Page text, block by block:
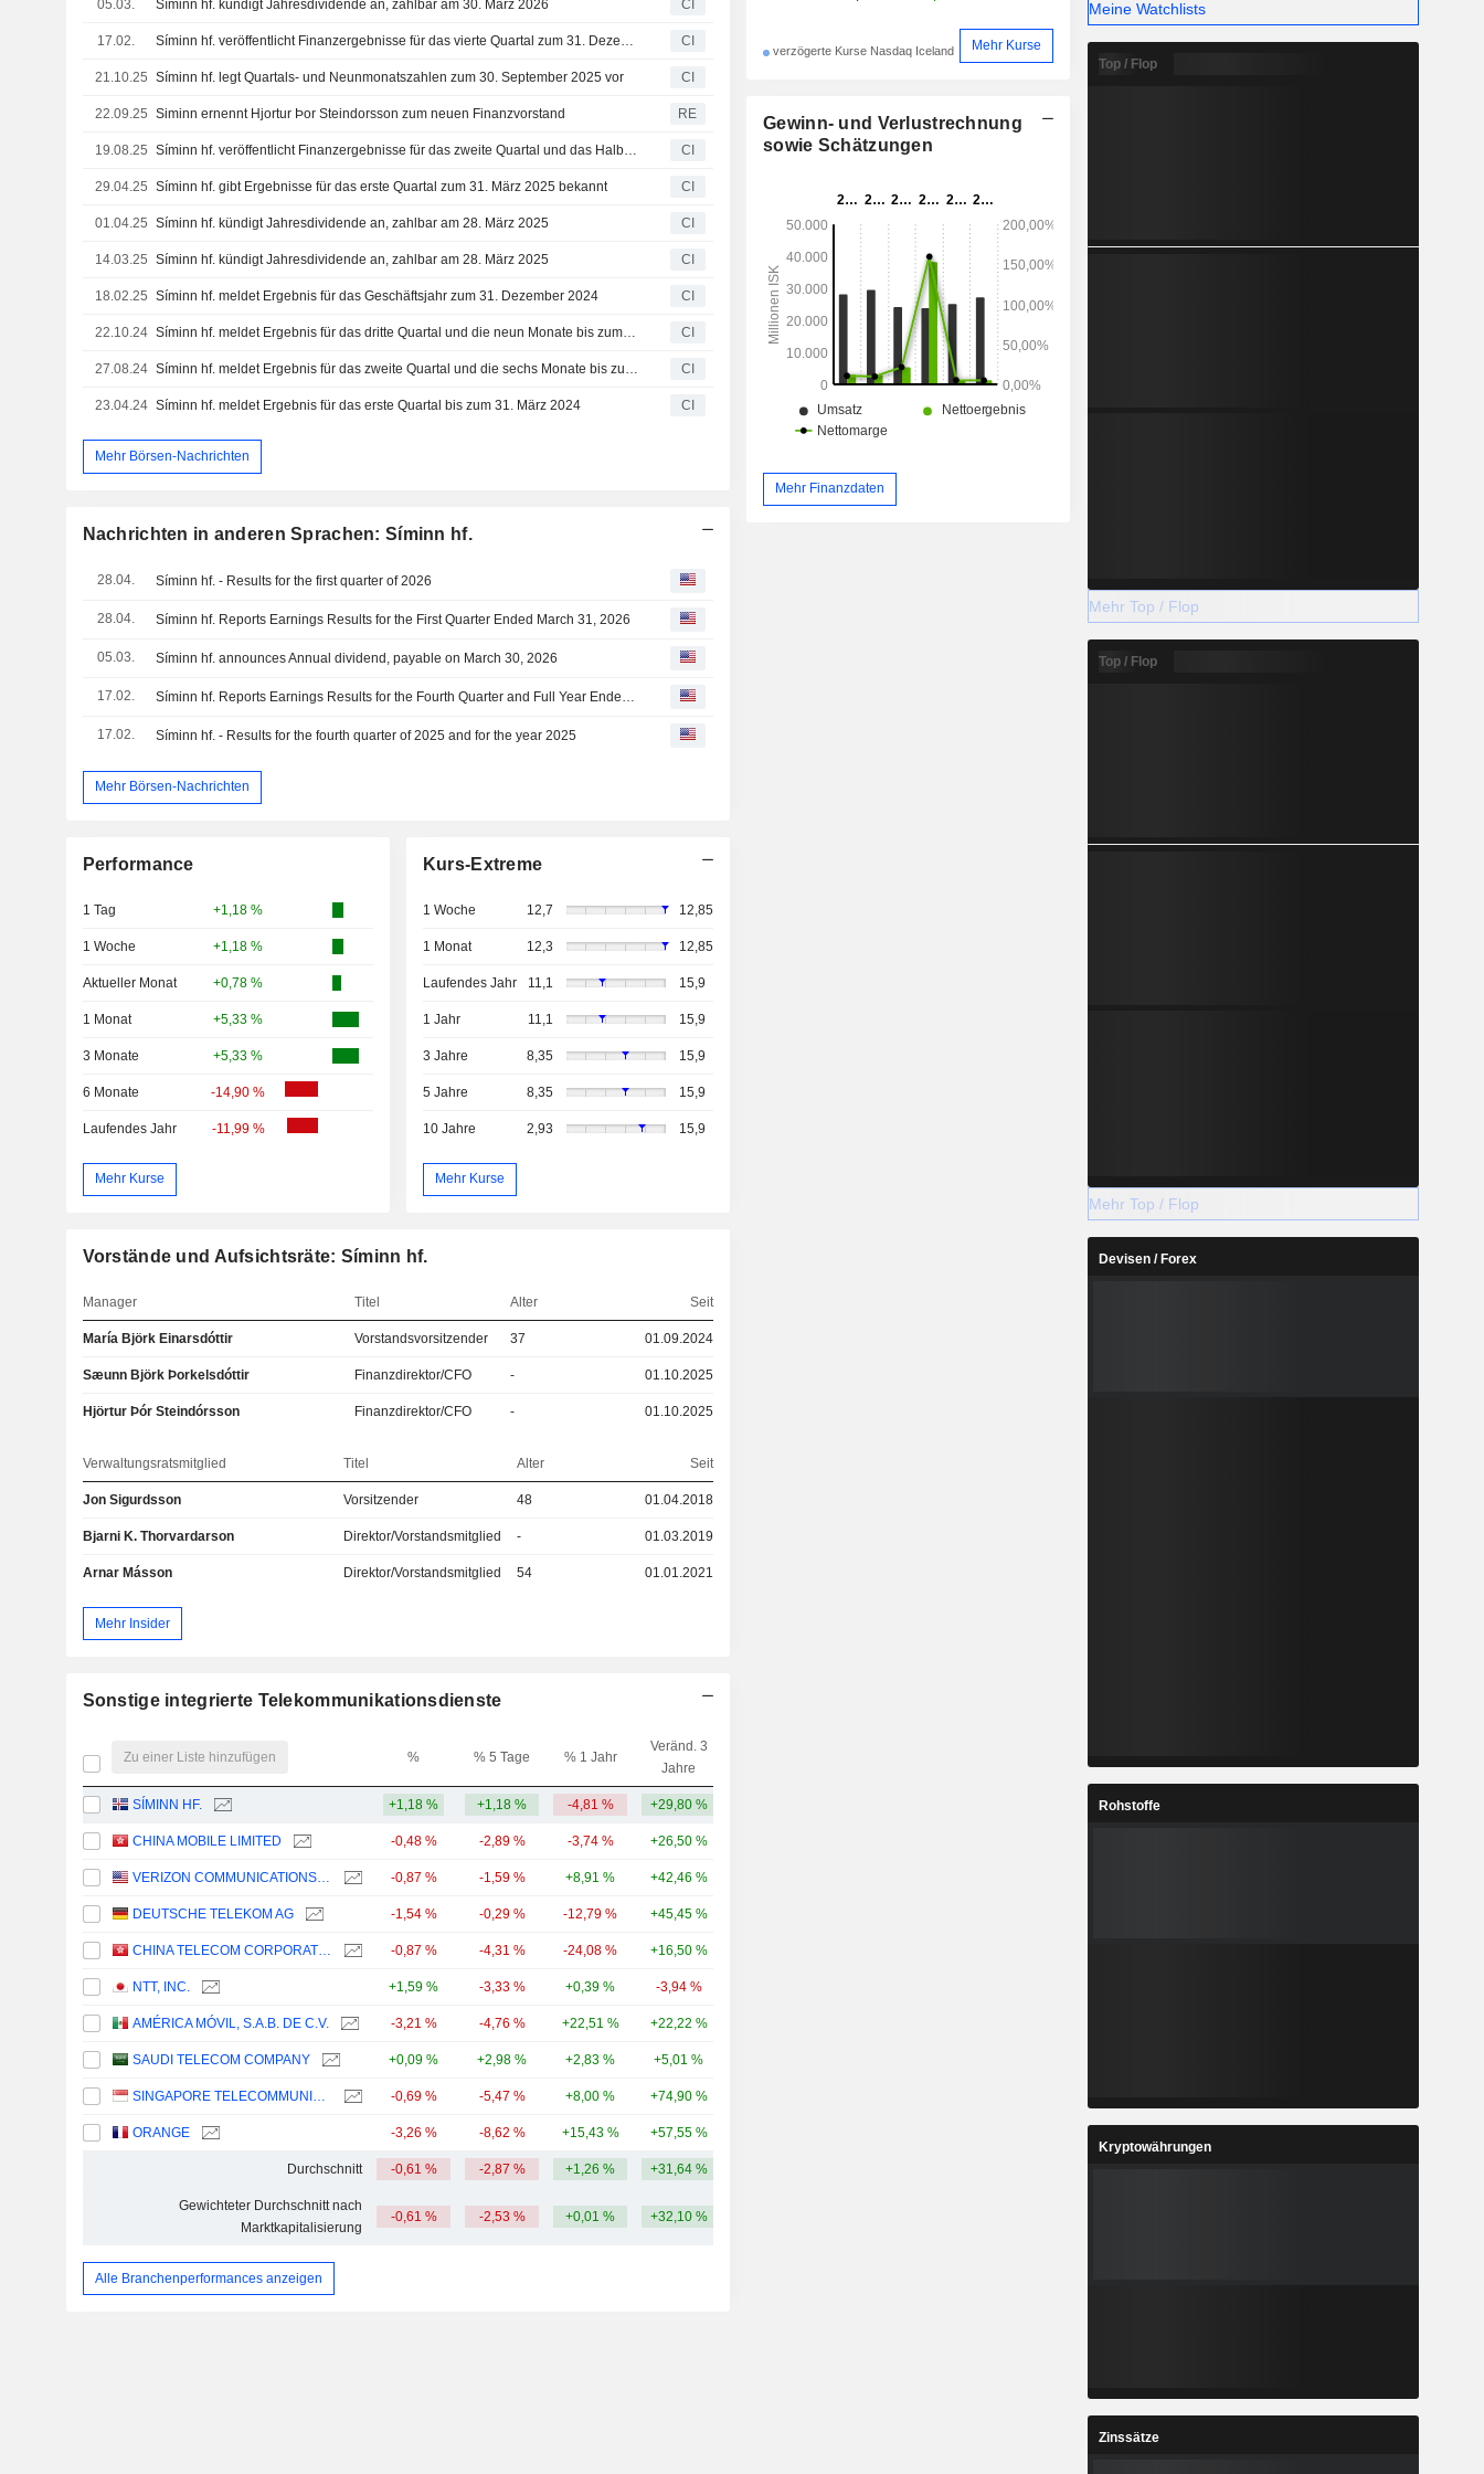
05.03. Síminn hf. kündigt Jahresdividende an, zahlbar am 30. März 2026 CI
17.02. Síminn hf. veröffentlicht Finanzergebnisse für das vierte Quartal zum 31. Dezember 2025 CI
21.10.25 Síminn hf. legt Quartals- und Neunmonatszahlen zum 30. September 2025 vor CI
22.09.25 Siminn ernennt Hjortur Þor Steindorsson zum neuen Finanzvorstand RE
19.08.25 Síminn hf. veröffentlicht Finanzergebnisse für das zweite Quartal und das Halbjahr zum 30. Juni 2025 CI
29.04.25 Síminn hf. gibt Ergebnisse für das erste Quartal zum 31. März 2025 bekannt CI
01.04.25 Síminn hf. kündigt Jahresdividende an, zahlbar am 28. März 2025 CI
14.03.25 Síminn hf. kündigt Jahresdividende an, zahlbar am 28. März 2025 CI
18.02.25 Síminn hf. meldet Ergebnis für das Geschäftsjahr zum 31. Dezember 2024 CI
22.10.24 Síminn hf. meldet Ergebnis für das dritte Quartal und die neun Monate bis zum 30. September 2024 CI
27.08.24 Síminn hf. meldet Ergebnis für das zweite Quartal und die sechs Monate bis zum 30. Juni 2024 CI
23.04.24 Síminn hf. meldet Ergebnis für das erste Quartal bis zum 31. März 2024 CI
Mehr Börsen-Nachrichten
Nachrichten in anderen Sprachen: Síminn hf.
28.04. Síminn hf. - Results for the first quarter of 2026
28.04. Síminn hf. Reports Earnings Results for the First Quarter Ended March 31, 2026
05.03. Síminn hf. announces Annual dividend, payable on March 30, 2026
17.02.
17.02. Síminn hf. - Results for the fourth quarter of 2025 and for the year 2025
Mehr Börsen-Nachrichten
Performance
1 Tag +1,18 %
1 Woche +1,18 %
Aktueller Monat +0,78 %
1 Monat +5,33 %
3 Monate +5,33 %
6 Monate -14,90 %
Laufendes Jahr -11,99 %
Mehr Kurse
Kurs-Extreme
1 Woche 12,7 12,85
1 Monat 12,3 12,85
Laufendes Jahr 11,1 15,9
1 Jahr 11,1 15,9
3 Jahre 8,35 15,9
5 Jahre 8,35 15,9
10 Jahre 2,93 15,9
Mehr Kurse
Vorstände und Aufsichtsräte: Síminn hf.
Manager Titel Alter Seit
María Björk Einarsdóttir Vorstandsvorsitzender 37 01.09.2024
Sæunn Björk Þorkelsdóttir Finanzdirektor/CFO - 01.10.2025
Hjörtur Þór Steindórsson Finanzdirektor/CFO - 01.10.2025
Verwaltungsratsmitglied Titel Alter Seit
Jon Sigurdsson Vorsitzender 48 01.04.2018
Bjarni K. Thorvardarson Direktor/Vorstandsmitglied - 01.03.2019
Arnar Másson Direktor/Vorstandsmitglied 54 01.01.2021
Mehr Insider
Sonstige integrierte Telekommunikationsdienste
Zu einer Liste hinzufügen % % 5 Tage % 1 Jahr
Veränd. 3
Jahre
SÍMINN HF. +1,18 % +1,18 % -4,81 % +29,80 %
CHINA MOBILE LIMITED -0,48 % -2,89 % -3,74 % +26,50 %
VERIZON COMMUNICATIONS, INC. -0,87 % -1,59 % +8,91 % +42,46 %
DEUTSCHE TELEKOM AG -1,54 % -0,29 % -12,79 % +45,45 %
CHINA TELECOM CORPORATION LIMITED -0,87 % -4,31 % -24,08 % +16,50 %
NTT, INC. +1,59 % -3,33 % +0,39 % -3,94 %
AMÉRICA MÓVIL, S.A.B. DE C.V. -3,21 % -4,76 % +22,51 % +22,22 %
SAUDI TELECOM COMPANY +0,09 % +2,98 % +2,83 % +5,01 %
SINGAPORE TELECOMMUNICATIONS LIMITED -0,69 % -5,47 % +8,00 % +74,90 %
ORANGE -3,26 % -8,62 % +15,43 % +57,55 %
Durchschnitt -0,61 % -2,87 % +1,26 % +31,64 %
Gewichteter Durchschnitt nach
Marktkapitalisierung
-0,61 % -2,53 % +0,01 % +32,10 %
Alle Branchenperformances anzeigen
verzögerte Kurse Nasdaq Iceland Mehr Kurse
Gewinn- und Verlustrechnung
sowie Schätzungen
Mehr Finanzdaten
Meine Watchlists
Top / Flop
Mehr Top / Flop
Top / Flop
Mehr Top / Flop
Devisen / Forex
Rohstoffe
Kryptowährungen
Zinssätze